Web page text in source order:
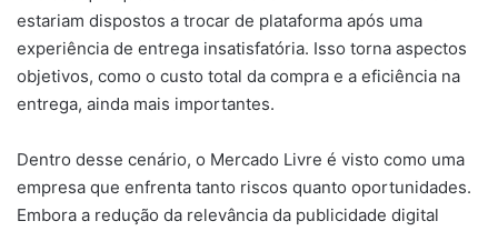
estariam dispostos a trocar de plataforma após uma
experiência de entrega insatisfatória. Isso torna aspectos
objetivos, como o custo total da compra e a eficiência na
entrega, ainda mais importantes.
Dentro desse cenário, o Mercado Livre é visto como uma
empresa que enfrenta tanto riscos quanto oportunidades.
Embora a redução da relevância da publicidade digital